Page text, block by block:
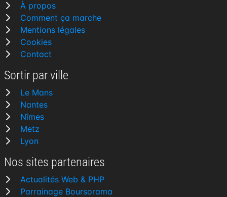
À propos
Comment ça marche
Mentions légales
Cookies
Contact
Sortir par ville
Le Mans
Nantes
Nîmes
Metz
Lyon
Nos sites partenaires
Actualités Web & PHP
Parrainage Boursorama